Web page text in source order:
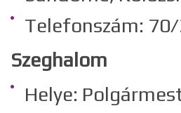
Telefonszám:
Szeghalom
Helye: